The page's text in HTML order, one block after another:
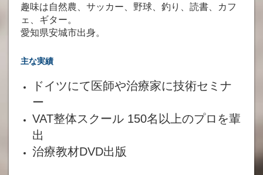
趣味は自然農、サッカー、野球、釣り、読書、カフ
ェ、ギター。
愛知県安城市出身。
主な実績
ドイツにて医師や治療家に技術セミナ
ー
VAT整体スクール 150名以上のプロを輩
出
治療教材DVD出版